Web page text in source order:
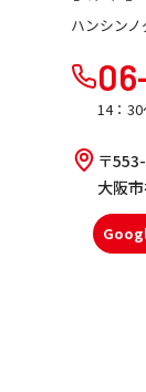
ハンシン
14：
〒
大阪